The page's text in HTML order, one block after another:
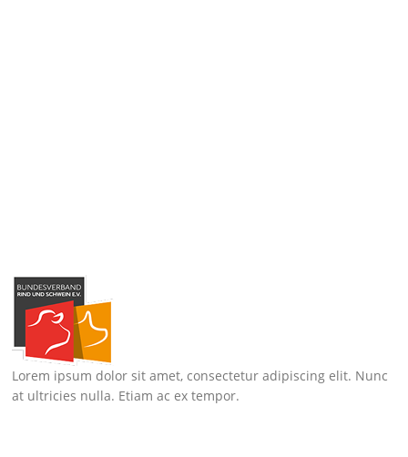
Lorem ipsum dolor sit amet, consectetur adipiscing elit. Nunc
at ultricies nulla. Etiam ac ex tempor.